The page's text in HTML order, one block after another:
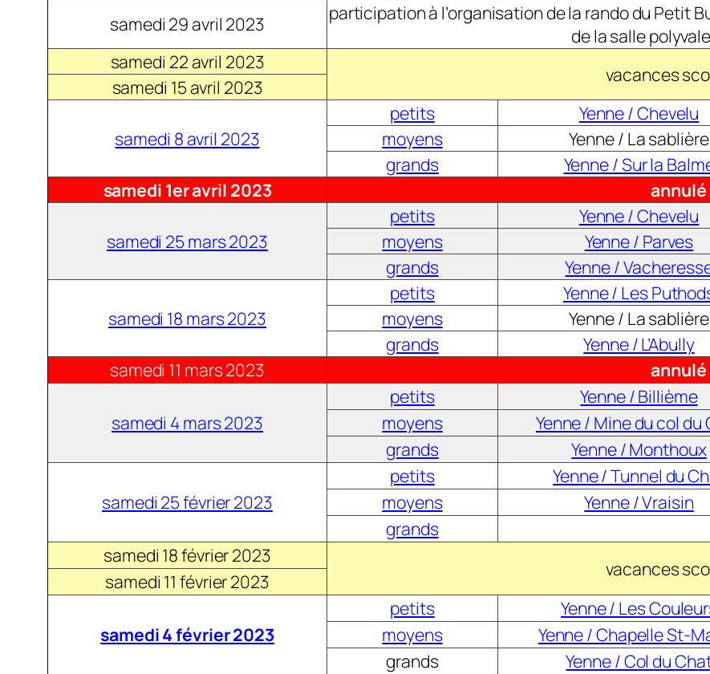
samedi 29 avril 2023
participation à l’organisation de la rando du Petit
de la salle
samedi 22 avril 2023
vacances
samedi 15 avril 2023
samedi 8 avril 2023
petits Yenne / Chevelu
moyens
Yenne / La sablière
grands
Yenne / Sur la
samedi 1er avril 2023
annulé
samedi 25 mars 2023
petits Yenne / Chevelu
moyens
Yenne / Parves
grands
Yenne /
samedi 18 mars 2023
petits Yenne / Les
moyens
Yenne / La sablière
grands
Yenne / L’Abully
samedi 11 mars 2023
annulé
samedi 4 mars 2023
petits Yenne / Billième
moyens
Yenne / Mine du col du
grands
Yenne / Monthoux
samedi 25 février 2023
petits Yenne / Tunnel du
moyens
Yenne / Vraisin
grands
samedi 18 février 2023
vacances
samedi 11 février 2023
samedi 4 février 2023
petits Yenne / Les
moyens
Yenne / Chapelle St-
grands
Yenne / Col du